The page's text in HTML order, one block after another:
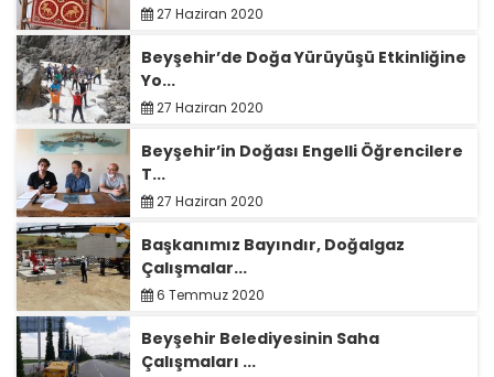
27 Haziran 2020
Beyşehir’de Doğa Yürüyüşü Etkinliğine
Yo...
27 Haziran 2020
Beyşehir’in Doğası Engelli Öğrencilere
T...
27 Haziran 2020
Başkanımız Bayındır, Doğalgaz
Çalışmalar...
6 Temmuz 2020
Beyşehir Belediyesinin Saha
Çalışmaları ...